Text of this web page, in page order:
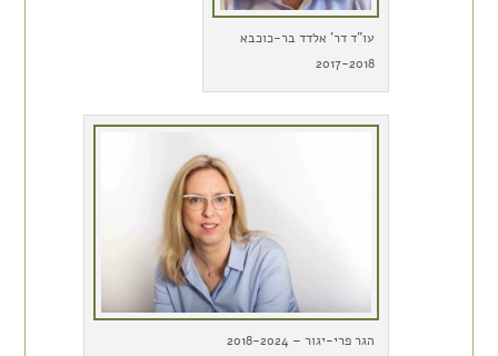
עו"ד דר' אלדד בר-כוכבא
2017-2018
הגר פרי-יגור – 2018-2024